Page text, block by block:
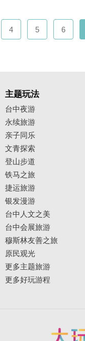
4 5 6
主题玩法
台中夜游
永续旅游
亲子同乐
文青探索
登山步道
铁马之旅
捷运旅游
银发漫游
台中人文之美
台中会展旅游
穆斯林友善之旅
原民观光
更多主题旅游
更多好玩游程